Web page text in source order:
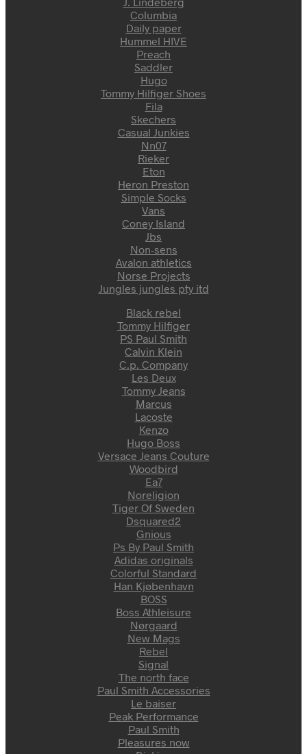
Columbia
Daily paper
Hummel HIVE
Preach
Saddler
Hugo
Tommy Hilfiger Shoes
Fila
Skechers
Casual Junkies
Nn07
Rieker
Eton
Heron Preston
Simple Socks
Vans
Coney Island
Jbs
Non-sens
Avalon athletics
Norse Projects
Jungles jungles pty itd
Black rebel
Tommy Hilfiger
PS Paul Smith
Calvin Klein
C.p. Company
Les Deux
Tommy Jeans
Marcus
Lacoste
Kenzo
Hugo Boss
Versace Jeans Couture
Woodbird
Ea7
Noreligion
Tiger Of Sweden
Dsquared2
Gnious
Ps By Paul Smith
Adidas originals
Colorful Standard
Han Kjøbenhavn
BOSS
Boss Athleisure
Nørgaard
New Mags
Rebel
Signal
The north face
Paul Smith Accessories
Le baiser
Peak Performance
Paul Smith
Pleasures now